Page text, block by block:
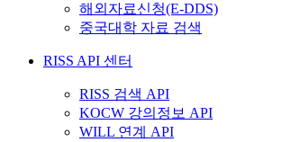
해외자료신청(E-DDS)
중국대학 자료 검색
RISS API 센터
RISS 검색 API
KOCW 강의정보 API
WILL 연계 API